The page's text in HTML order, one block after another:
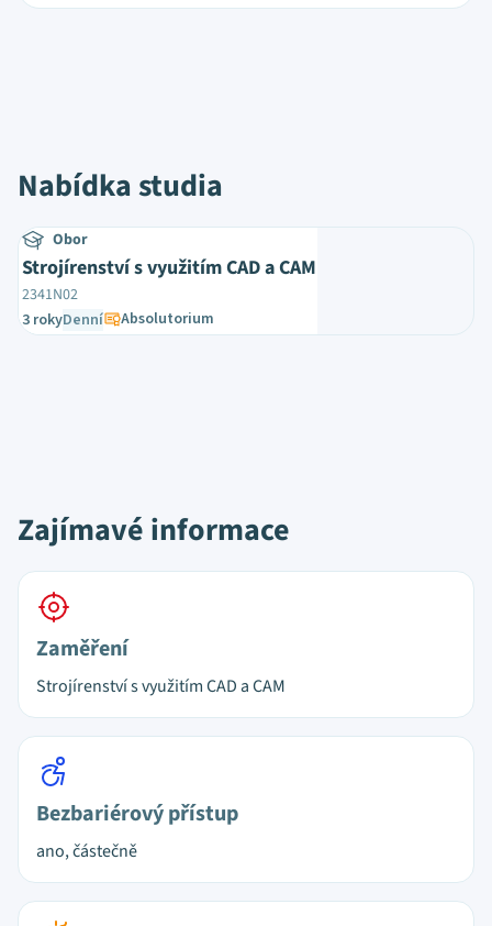
Nabídka studia
Obor
Strojírenství s využitím CAD a CAM
2341N02
3 rokyDenní Absolutorium
Zajímavé informace
Zaměření
Strojírenství s využitím CAD a CAM
Bezbariérový přístup
ano, částečně